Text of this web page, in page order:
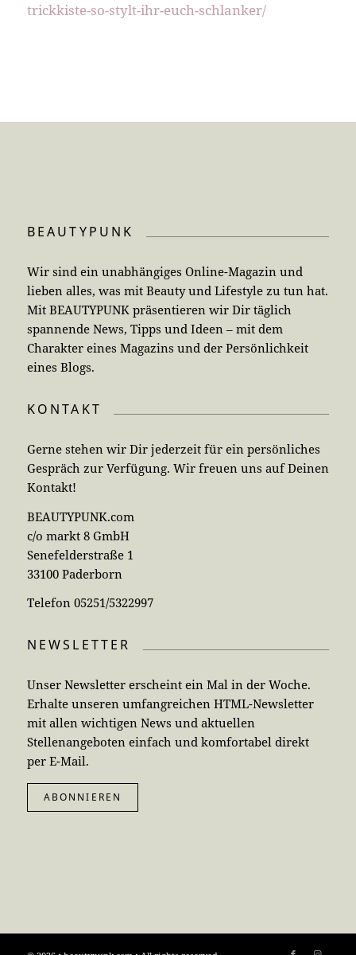
trickkiste-so-stylt-ihr-euch-schlanker/
BEAUTYPUNK
Wir sind ein unabhängiges Online-Magazin und
lieben alles, was mit Beauty und Lifestyle zu tun hat.
Mit BEAUTYPUNK präsentieren wir Dir täglich
spannende News, Tipps und Ideen – mit dem
Charakter eines Magazins und der Persönlichkeit
eines Blogs.
KONTAKT
Gerne stehen wir Dir jederzeit für ein persönliches
Gespräch zur Verfügung. Wir freuen uns auf Deinen
Kontakt!
BEAUTYPUNK.com
c/o markt 8 GmbH
Senefelderstraße 1
33100 Paderborn
Telefon 05251/5322997
NEWSLETTER
Unser Newsletter erscheint ein Mal in der Woche.
Erhalte unseren umfangreichen HTML-Newsletter
mit allen wichtigen News und aktuellen
Stellenangeboten einfach und komfortabel direkt
per E-Mail.
ABONNIEREN